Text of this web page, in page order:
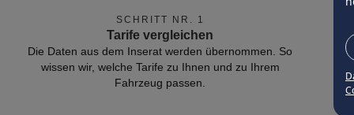
SCHRITT NR. 1
Tarife vergleichen
Die Daten aus dem Inserat werden übernommen. So
wissen wir, welche Tarife zu Ihnen und zu Ihrem
Fahrzeug passen.